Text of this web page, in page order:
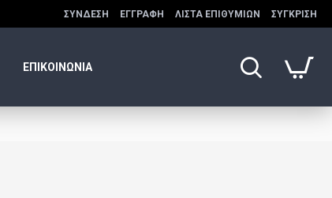
ΣΎΝΔΕΣΗ ΕΓΓΡΑΦΉ ΛΊΣΤΑ ΕΠΙΘΥΜΙΏΝ ΣΎΓΚΡΙΣΗ
ΕΠΙΚΟΙΝΩΝΙΑ